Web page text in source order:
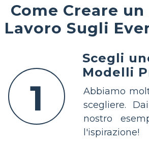
Come Creare
Lavoro Sugli
1
Scegli
Modelli
Abbiamo
scegliere.
nostro
l'ispirazione!